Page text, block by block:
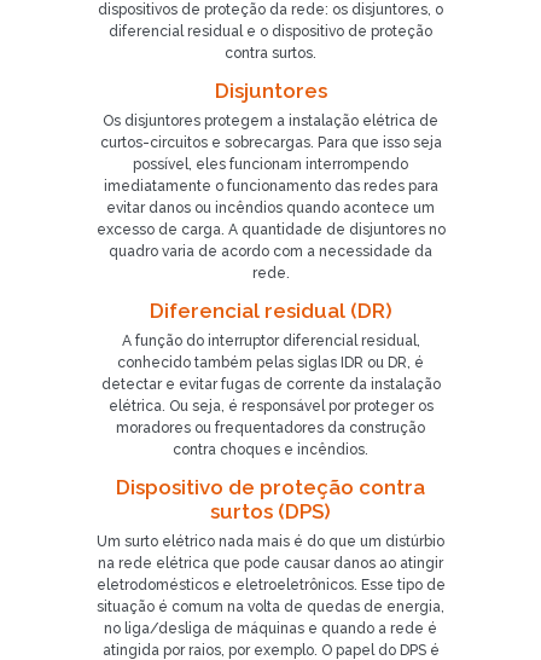
dispositivos de proteção da rede: os disjuntores, o
diferencial residual e o dispositivo de proteção
contra surtos.
Disjuntores
Os disjuntores protegem a instalação elétrica de
curtos-circuitos e sobrecargas. Para que isso seja
possível, eles funcionam interrompendo
imediatamente o funcionamento das redes para
evitar danos ou incêndios quando acontece um
excesso de carga. A quantidade de disjuntores no
quadro varia de acordo com a necessidade da
rede.
Diferencial residual (DR)
A função do interruptor diferencial residual,
conhecido também pelas siglas IDR ou DR, é
detectar e evitar fugas de corrente da instalação
elétrica. Ou seja, é responsável por proteger os
moradores ou frequentadores da construção
contra choques e incêndios.
Dispositivo de proteção contra
surtos (DPS)
Um surto elétrico nada mais é do que um distúrbio
na rede elétrica que pode causar danos ao atingir
eletrodomésticos e eletroeletrônicos. Esse tipo de
situação é comum na volta de quedas de energia,
no liga/desliga de máquinas e quando a rede é
atingida por raios, por exemplo. O papel do DPS é